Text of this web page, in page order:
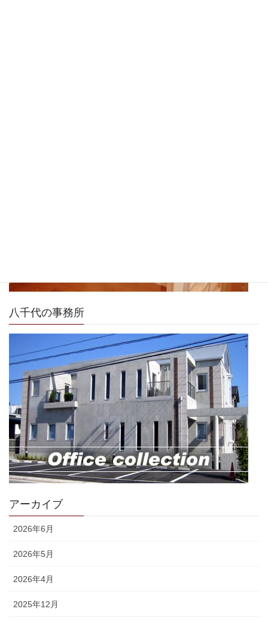
八千代の事務所
アーカイブ
2026年6月
2026年5月
2026年4月
2025年12月